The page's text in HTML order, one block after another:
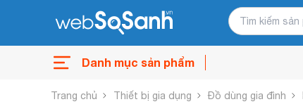
Danh mục sản phẩm
Trang chủ Thiết bị gia dụng Đồ dùng gia đình